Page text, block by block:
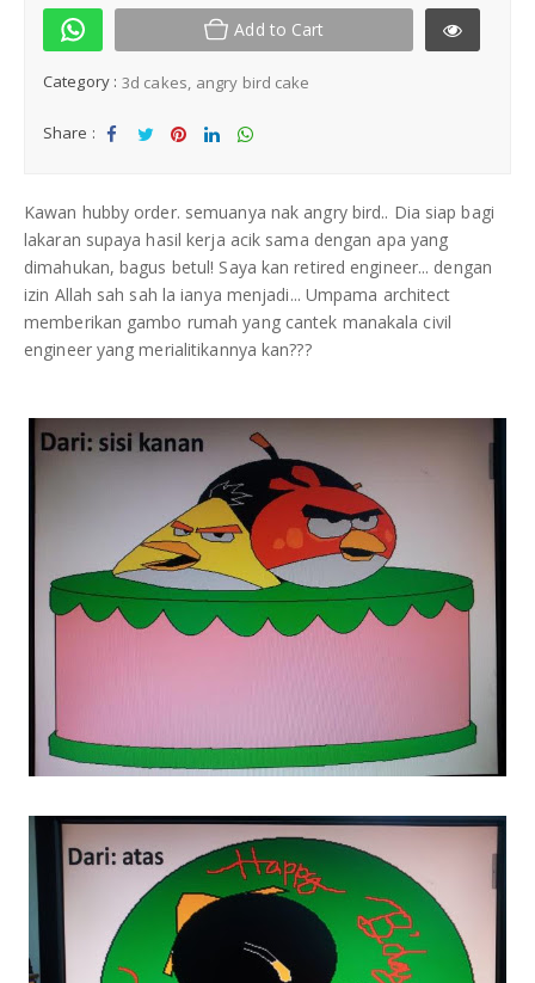
Add to Cart
Category : 3d cakes angry bird cake
Share :
Kawan hubby order. semuanya nak angry bird.. Dia siap bagi
lakaran supaya hasil kerja acik sama dengan apa yang
dimahukan, bagus betul! Saya kan retired engineer... dengan
izin Allah sah sah la ianya menjadi... Umpama architect
memberikan gambo rumah yang cantek manakala civil
engineer yang merialitikannya kan???